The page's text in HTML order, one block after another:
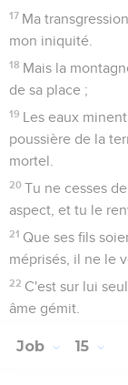
17 Ma
mon iniquité.
18 Mais la
de sa place ;
19 Les eaux
poussière de la
mortel.
20 Tu ne cesses
aspect, et tu le
21 Que ses fils
méprisés, il ne le
22 C'est sur lui
âme gémit.
Job 15